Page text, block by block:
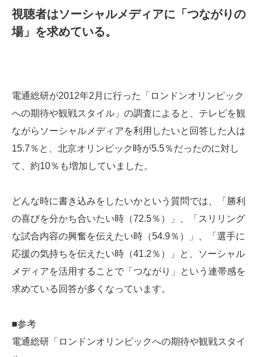
視聴者はソーシャルメディアに「つながりの
場」を求めている。
電通総研が2012年2月に行った「ロンドンオリンピック
への期待や観戦スタイル」の調査によると、テレビを観
ながらソーシャルメディアを利用したいと回答した人は
15.7％と、北京オリンピック時が5.5％だったのに対し
て、約10％も増加していました。
どんな時に書き込みをしたいかという質問では、「勝利
の喜びを分かち合いたい時（72.5％）」、「スリリング
な試合内容の興奮を伝えたい時（54.9％）」、「選手に
応援の気持ちを伝えたい時（41.2％）」と、ソーシャル
メディアを活用することで「つながり」という連帯感を
求めている回答が多くなっています。
■参考
電通総研「ロンドンオリンピックへの期待や観戦スタイ